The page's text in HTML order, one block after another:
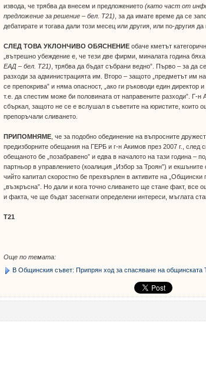
извода, че трябва да внесем и предложението(като част от
предложение за решение – бел. Т21) , за да имате време да се
дебатирате и тогава дали този месец или другия, или по-другия
СЛЕД ТОВА УКЛОНЧИВО ОБЯСНЕНИЕ обаче кметът
„вътрешно убеждение е, че тези две фирми, миналата година
ЕАД – бел. Т21) , трябва да бъдат събрани ведно”. Първо – за да
разходи за администрацията им. Второ – защото „предметът им
се препокрива” и няма опасност, „ако ги ръководи един директор
т.е. да спестим може би половината от направените разходи”. Г-н
сбъркал, защото не се е вслушал в съветите на юристите, които
препоръчали сливането.
ПРИПОМНЯМЕ , че за подобно обединение на въпросните
предизборните обещания на ГЕРБ и г-н Акимов през 2007 г., след
обещаното бе „позабравено” и едва в началото на тази година –
партньор в управлението (коалиция „Избор за Троян”) и екшъните
чийто капитал скоростно бе прехвърлен в активите на
„възкръсна”. Но дали и кога точно сливането ще стане факт, все
и факта, че ще бъдат засегнати определени интереси, мъглата
Т21
Още по темата:
В Общинския съвет: Припрян ход за спасяване на общинската